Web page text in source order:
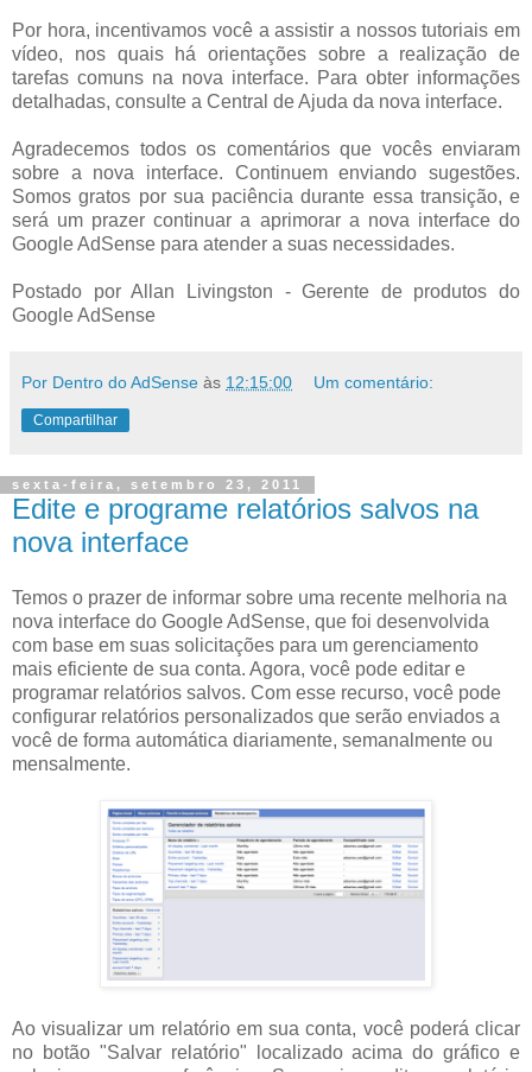
Por hora, incentivamos você a assistir a nossos tutoriais em
vídeo, nos quais há orientações sobre a realização de
tarefas comuns na nova interface. Para obter informações
detalhadas, consulte a Central de Ajuda da nova interface.
Agradecemos todos os comentários que vocês enviaram
sobre a nova interface. Continuem enviando sugestões.
Somos gratos por sua paciência durante essa transição, e
será um prazer continuar a aprimorar a nova interface do
Google AdSense para atender a suas necessidades.
Postado por Allan Livingston - Gerente de produtos do
Google AdSense
Por Dentro do AdSense às 12:15:00 Um comentário:
Compartilhar
sexta-feira, setembro 23, 2011
Edite e programe relatórios salvos na
nova interface
Temos o prazer de informar sobre uma recente melhoria na
nova interface do Google AdSense, que foi desenvolvida
com base em suas solicitações para um gerenciamento
mais eficiente de sua conta. Agora, você pode editar e
programar relatórios salvos. Com esse recurso, você pode
configurar relatórios personalizados que serão enviados a
você de forma automática diariamente, semanalmente ou
mensalmente.
Ao visualizar um relatório em sua conta, você poderá clicar
no botão "Salvar relatório" localizado acima do gráfico e